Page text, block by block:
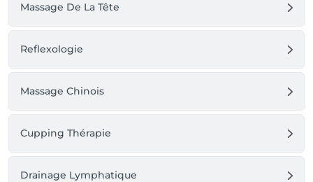
Massage De La Tête
Reflexologie
Massage Chinois
Cupping Thérapie
Drainage Lymphatique